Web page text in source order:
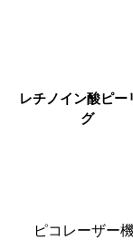
レチノイン酸ピー
グ
ピコレーザー